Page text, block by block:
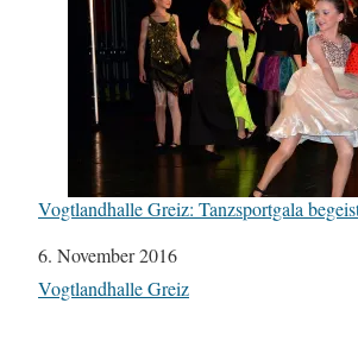
Vogtlandhalle Greiz: Tanzsportgala
Datum
6. November 2016
In Bezug auf
Vogtlandhalle Greiz